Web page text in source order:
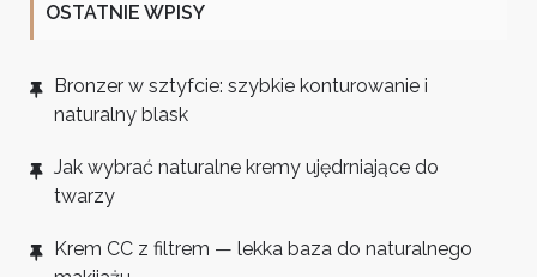
OSTATNIE WPISY
Bronzer w sztyfcie: szybkie konturowanie i
naturalny blask
Jak wybrać naturalne kremy ujędrniające do
twarzy
Krem CC z filtrem — lekka baza do naturalnego